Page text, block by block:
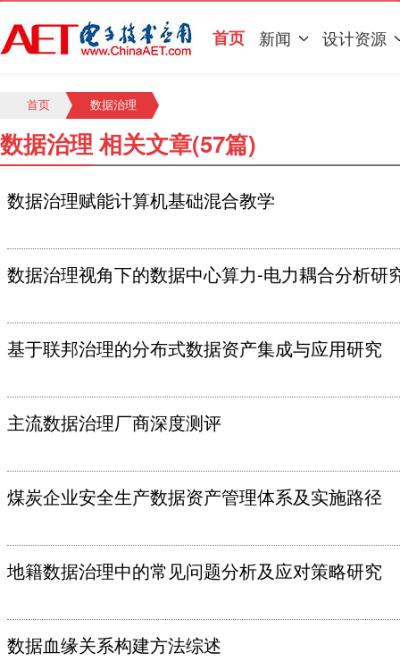
首页 新闻 设计资源
首页 数据治理
数据治理 相关文章(57篇)
数据治理赋能计算机基础混合教学
数据治理视角下的数据中心算力-电力耦合分析研
基于联邦治理的分布式数据资产集成与应用研究
主流数据治理厂商深度测评
煤炭企业安全生产数据资产管理体系及实施路径
地籍数据治理中的常见问题分析及应对策略研究
数据血缘关系构建方法综述